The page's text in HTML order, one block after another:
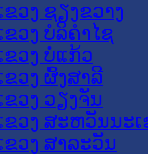
ວງ ຊຽງຂວາງ
ຂວງ ບໍລິຄໍາໄຊ
ຂວງ ບໍ່ແກ້ວ
ຂວງ ຜົ້ງສາລີ
ຂວງ ວຽງຈັນ
ຂວງ ສະຫວັນນະ
ຂວງ ສາລະວັນ